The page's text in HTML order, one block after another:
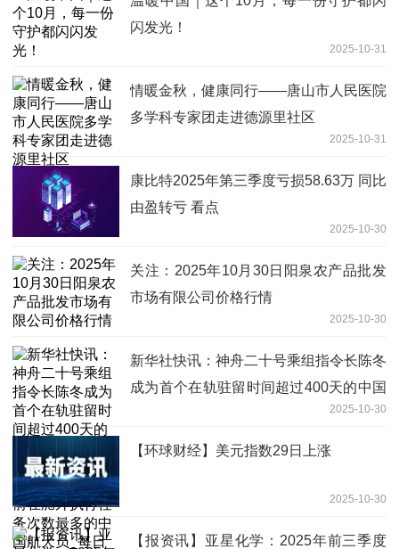
闪发光！
2025-10-31
情暖金秋，健康同行——唐山市人民医院
多学科专家团走进德源里社区
2025-10-31
康比特2025年第三季度亏损58.63万 同比
由盈转亏 看点
2025-10-30
关注：2025年10月30日阳泉农产品批发
市场有限公司价格行情
2025-10-30
新华社快讯：神舟二十号乘组指令长陈冬
成为首个在轨驻留时间超过400天的中国
航天员，已累计完成6次出舱活动，成为
目前在舱外执行任务次数最多的中国航天
2025-10-30
【环球财经】美元指数29日上涨
2025-10-30
【报资讯】亚星化学：2025年前三季度